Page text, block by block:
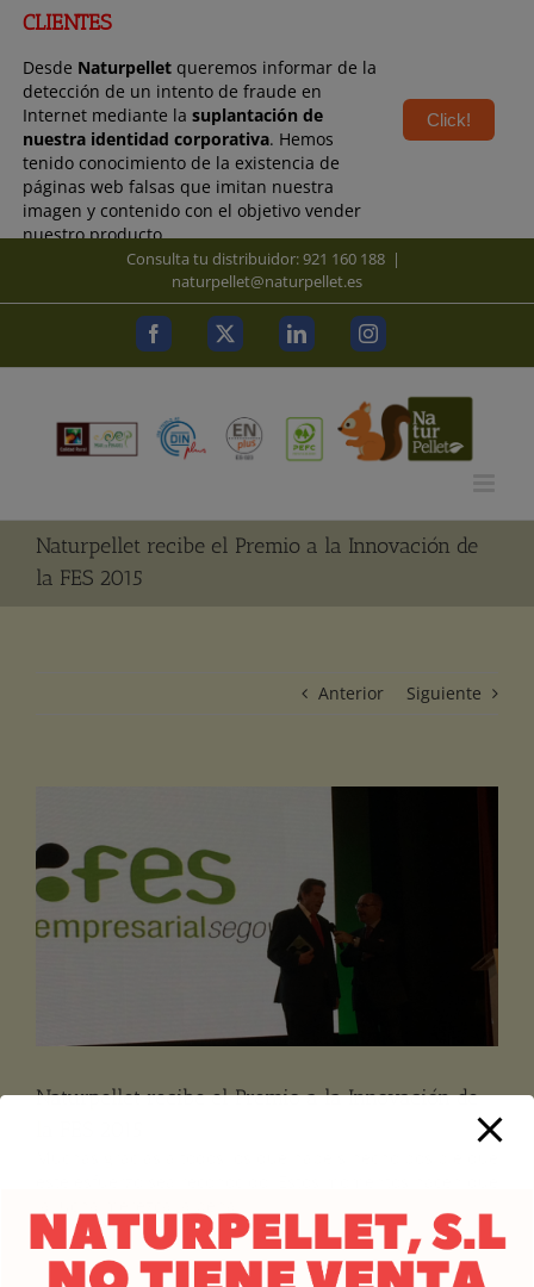
modal-check
CLIENTES
Desde Naturpellet queremos informar de la
detección de un intento de fraude en
Internet mediante la suplantación de
nuestra identidad corporativa. Hemos
tenido conocimiento de la existencia de
páginas web falsas que imitan nuestra
imagen y contenido con el objetivo vender
nuestro producto.
Click!
Consulta tu distribuidor: 921 160 188 |
naturpellet@naturpellet.es
Facebook LinkedInInstagram
Naturpellet recibe el Premio a la Innovación de
la FES 2015
Anterior Siguiente
más
grande
Naturpellet recibe el Premio a la Innovación de